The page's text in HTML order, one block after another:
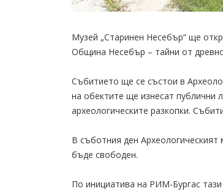
Музей „Старинен Несебър“ ще
Община Несебър – тайни от
Събитието ще се състои в
на обектите ще изнесат публични
археологическите разкопки.
В съботния ден
бъде свободен.
По инициатива на РИМ-Бургас